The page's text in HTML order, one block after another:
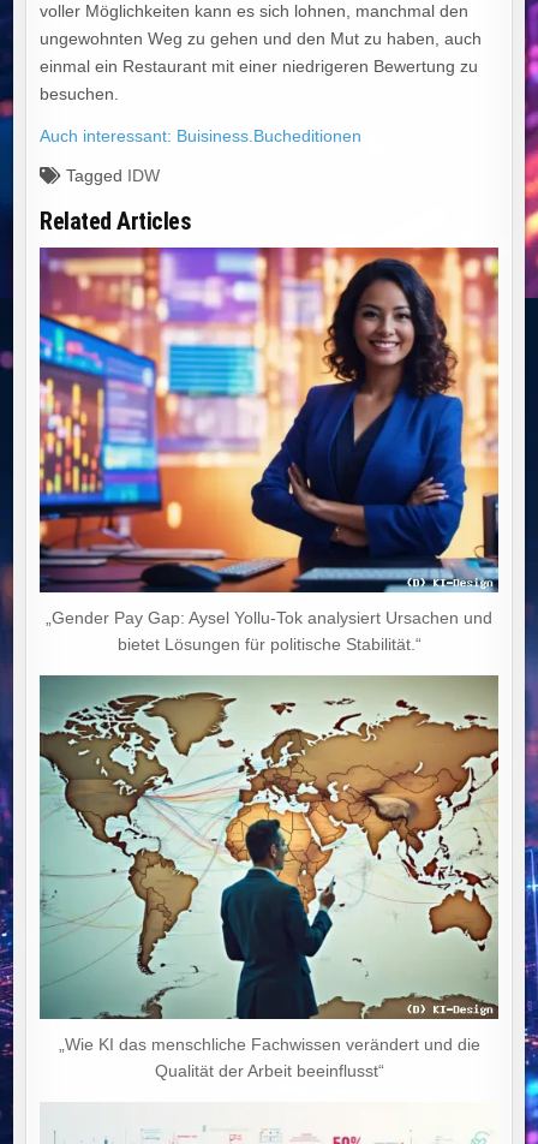
voller Möglichkeiten kann es sich lohnen, manchmal den
ungewohnten Weg zu gehen und den Mut zu haben, auch
einmal ein Restaurant mit einer niedrigeren Bewertung zu
besuchen.
Auch interessant: Buisiness.Bucheditionen
Tagged IDW
Related Articles
„Gender Pay Gap: Aysel Yollu-Tok analysiert Ursachen und
bietet Lösungen für politische Stabilität.“
„Wie KI das menschliche Fachwissen verändert und die
Qualität der Arbeit beeinflusst“